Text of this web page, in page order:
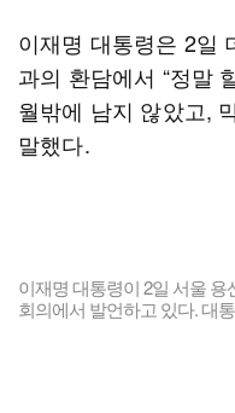
이재명 대통령은 2일
과의 환담에서 “정말
월밖에 남지 않았고,
말했다.
이재명 대통령이 2일 서울
회의에서 발언하고 있다. 대